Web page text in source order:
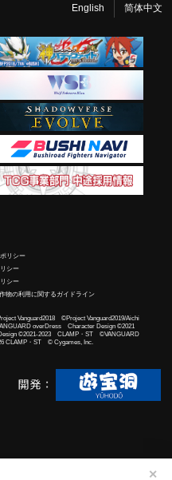
✕
English 简体中文
リシー
シー
シー
物の利用に関するガイドライン
Vanguard2018 ©Project Vanguard2019/Aichi
overDress Character Design ©2021
©2021-2023 CLAMP・ST ©VANGUARD
CLAMP・ST © Cygames, Inc.